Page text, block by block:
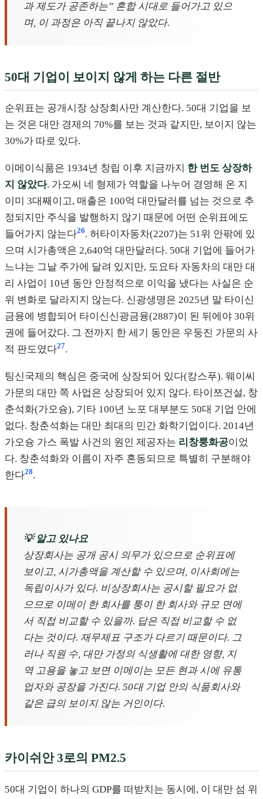
과 제도가 공존하는” 혼합 시대로 들어가고 있으
며, 이 과정은 아직 끝나지 않았다.
50대 기업이 보이지 않게 하는 다른 절반
순위표는 공개시장 상장회사만 계산한다. 50대 기업을 보
는 것은 대만 경제의 70%를 보는 것과 같지만, 보이지 않는
30%가 따로 있다.
이메이식품은 1934년 창립 이후 지금까지 한 번도 상장하
지 않았다. 가오씨 네 형제가 역할을 나누어 경영해 온 지
이미 3대째이고, 매출은 100억 대만달러를 넘는 것으로 추
정되지만 주식을 발행하지 않기 때문에 어떤 순위표에도
들어가지 않는다26. 허타이자동차(2207)는 51위 안팎에 있
으며 시가총액은 2,640억 대만달러다. 50대 기업에 들어가
느냐는 그날 주가에 달려 있지만, 도요타 자동차의 대만 대
리 사업이 10년 동안 안정적으로 이익을 냈다는 사실은 순
위 변화로 달라지지 않는다. 신광생명은 2025년 말 타이신
금융에 병합되어 타이신신광금융(2887)이 된 뒤에야 30위
권에 들어갔다. 그 전까지 한 세기 동안은 우둥진 가문의 사
적 판도였다27.
팅신국제의 핵심은 중국에 상장되어 있다(캉스푸). 웨이씨
가문의 대만 쪽 사업은 상장되어 있지 않다. 타이쯔건설, 창
춘석화(가오슝), 기타 100년 노포 대부분도 50대 기업 안에
없다. 창춘석화는 대만 최대의 민간 화학기업이다. 2014년
가오슝 가스 폭발 사건의 원인 제공자는 리창룽화공이었
다. 창춘석화와 이름이 자주 혼동되므로 특별히 구분해야
한다28.
💡 알고 있나요
상장회사는 공개 공시 의무가 있으므로 순위표에
보이고, 시가총액을 계산할 수 있으며, 이사회에는
독립이사가 있다. 비상장회사는 공시할 필요가 없
으므로 이메이 한 회사를 퉁이 한 회사와 규모 면에
서 직접 비교할 수 있을까. 답은 직접 비교할 수 없
다는 것이다. 재무제표 구조가 다르기 때문이다. 그
러나 직원 수, 대만 가정의 식생활에 대한 영향, 지
역 고용을 놓고 보면 이메이는 모든 현과 시에 유통
업자와 공장을 가진다. 50대 기업 안의 식품회사와
같은 급의 보이지 않는 거인이다.
카이쉬안 3로의 PM2.5
50대 기업이 하나의 GDP를 떠받치는 동시에, 이 대만 섬 위